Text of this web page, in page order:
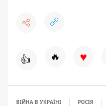
👍 🔥 ♥
ВІЙНА В УКРАЇНІ РОСІЯ